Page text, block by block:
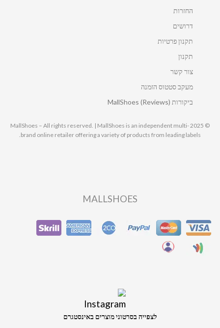
החזרות
דרושים
תקנון פרטיות
תקנון
צור קשר
מעקב סטטוס הזמנה
ביקורות MallShoes (Reviews)
© 2025 MallShoes – All rights reserved. | MallShoes is an independent multi-
brand online retailer offering a variety of products from leading labels.
MALLSHOES
לצפייה בסרטוני מוצרים באינסטגרם